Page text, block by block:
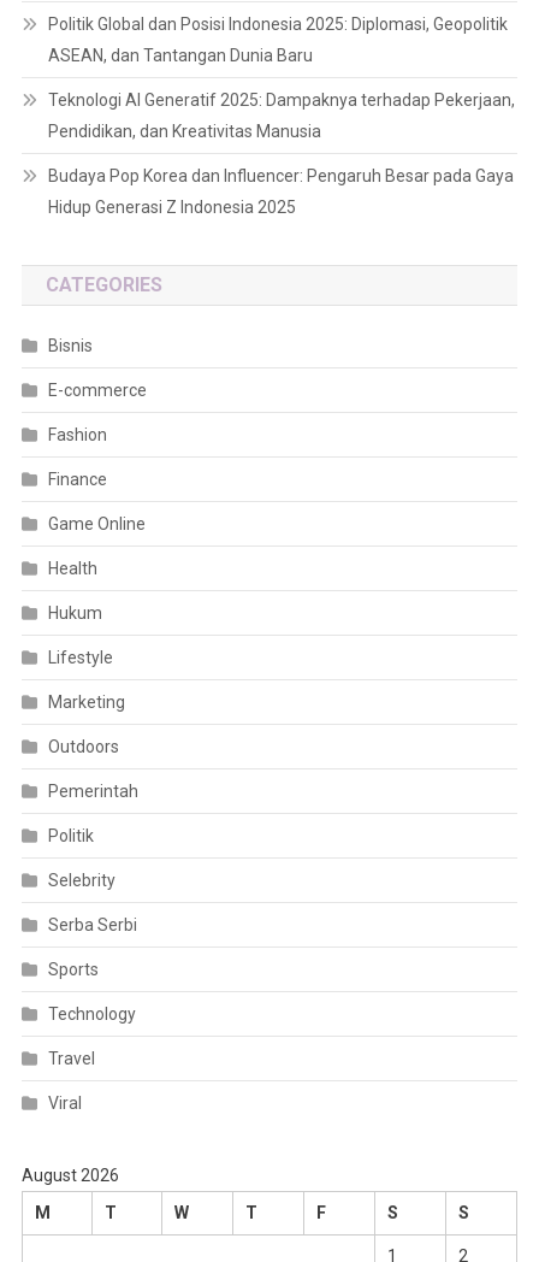
Politik Global dan Posisi Indonesia 2025: Diplomasi, Geopolitik
ASEAN, dan Tantangan Dunia Baru
Teknologi AI Generatif 2025: Dampaknya terhadap Pekerjaan,
Pendidikan, dan Kreativitas Manusia
Budaya Pop Korea dan Influencer: Pengaruh Besar pada Gaya
Hidup Generasi Z Indonesia 2025
CATEGORIES
Bisnis
E-commerce
Fashion
Finance
Game Online
Health
Hukum
Lifestyle
Marketing
Outdoors
Pemerintah
Politik
Selebrity
Serba Serbi
Sports
Technology
Travel
Viral
August 2026
M
T W T F S S
1 2